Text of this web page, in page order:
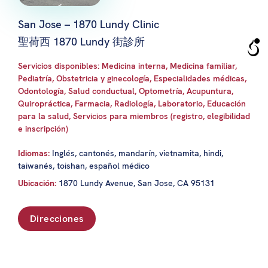
San Jose – 1870 Lundy Clinic
聖荷西 1870 Lundy 街診所
Servicios disponibles: Medicina interna, Medicina familiar,
Pediatría, Obstetricia y ginecología, Especialidades médicas,
Odontología, Salud conductual, Optometría, Acupuntura,
Quiropráctica, Farmacia, Radiología, Laboratorio, Educación
para la salud, Servicios para miembros (registro, elegibilidad
e inscripción)
Idiomas: Inglés, cantonés, mandarín, vietnamita, hindi,
taiwanés, toishan, español médico
Ubicación: 1870 Lundy Avenue, San Jose, CA 95131
Direcciones